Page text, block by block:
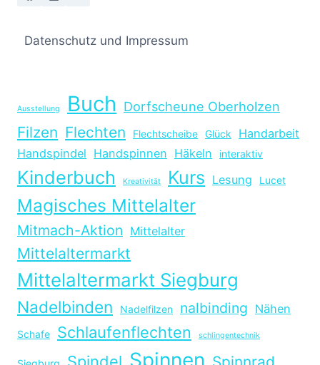
Datenschutz und Impressum
Ausstellung Buch Dorfscheune Oberholzen
Filzen Flechten Flechtscheibe Glück
Handarbeit
Handspindel Handspinnen Häkeln interaktiv
Kinderbuch Kreativität Kurs Lesung Lucet
Magisches Mittelalter
Mitmach-Aktion Mittelalter
Mittelaltermarkt
Mittelaltermarkt Siegburg
Nadelbinden Nadelfilzen nalbinding Nähen
Schafe Schlaufenflechten schlingentechnik